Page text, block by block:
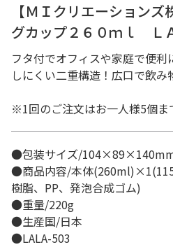
【ＭＩクリエーション
グカップ２６０ｍｌ Ｌ
フタ付でオフィスや家庭で便
しにくい二重構造！広口で飲み
※1回のご注文はお一人様5個ま
●包装サイズ/
●商品内容/本体
樹脂、PP、発泡合成ゴム)
●重量/220g
●生産国/日本
●LALA-503